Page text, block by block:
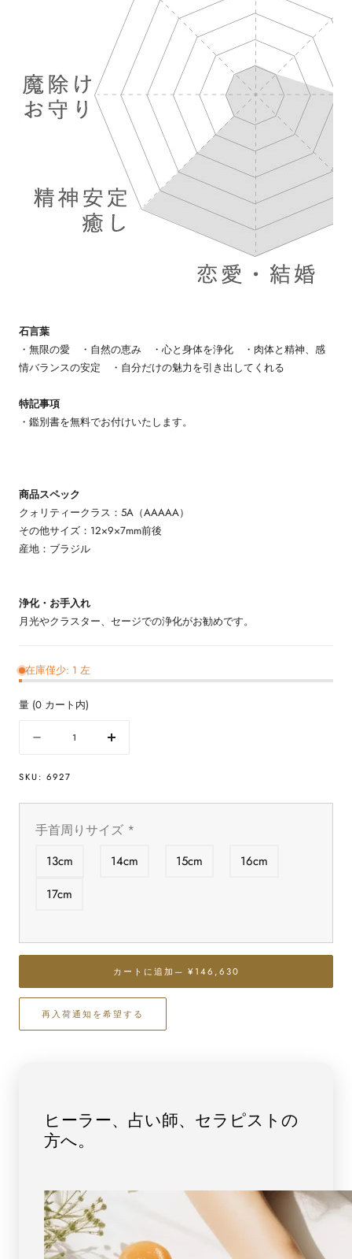
石言葉
・無限の愛 ・自然の恵み ・心と身体を浄化 ・肉体と精神、感
情バランスの安定 ・自分だけの魅力を引き出してくれる
特記事項
・鑑別書を無料でお付けいたします。
商品スペック
クォリティークラス：5A（AAAAA）
その他サイズ：12×9×7mm前後
産地：ブラジル
浄化・お手入れ
月光やクラスター、セージでの浄化がお勧めです。
在庫僅少: 1 左
量 (0 カート内)
を
減
す
ク
ツ
ト
ギ
ュ
ラ
レ
ッ
（鑑
別
書
付）
数
増
す
ク
ト
ギ
ュ
ラ
レ
（鑑
付）
SKU: 6927
手首周りサイズ *
13cm 14cm 15cm
16cm
17cm
カートに追加— ¥146,630
再入荷通知を希望する
ヒーラー、占い師、セラピストの
方へ。